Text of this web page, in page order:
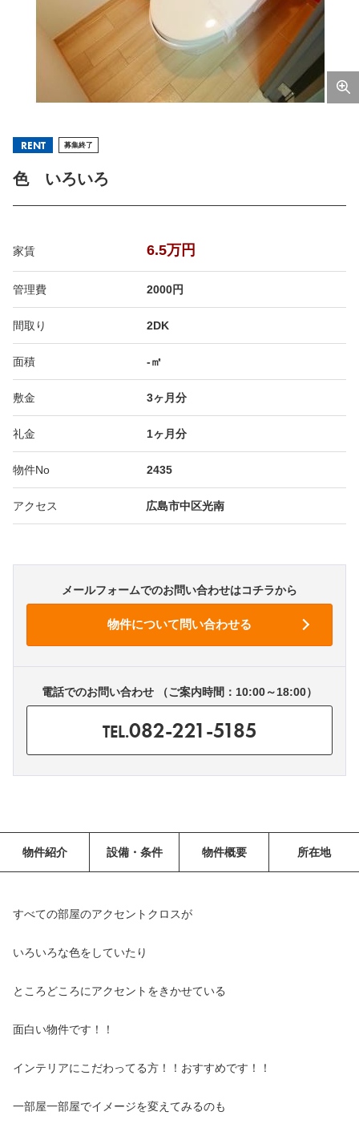
RENT 募集終了
色 いろいろ
家賃 6.5万円
管理費 2000円
間取り 2DK
面積 -㎡
敷金 3ヶ月分
礼金 1ヶ月分
物件No 2435
アクセス 広島市中区光南
メールフォームでのお問い合わせはコチラから
電話でのお問い合わせ （ご案内時間：10:00～18:00）
TEL.082-221-5185
物件紹介 設備・条件 物件概要 所在地
すべての部屋のアクセントクロスが
いろいろな色をしていたり
ところどころにアクセントをきかせている
面白い物件です！！
インテリアにこだわってる方！！おすすめです！！
一部屋一部屋でイメージを変えてみるのも